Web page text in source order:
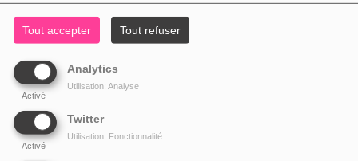
Tout accepter Tout refuser
Analytics
Activé
Utilisation: Analyse
Twitter
Activé
Utilisation: Fonctionnalité